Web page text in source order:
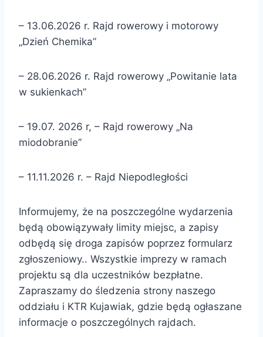
– 13.06.2026 r. Rajd rowerowy i motorowy
„Dzień Chemika”
– 28.06.2026 r. Rajd rowerowy „Powitanie lata
w sukienkach”
– 19.07. 2026 r, – Rajd rowerowy „Na
miodobranie”
– 11.11.2026 r. – Rajd Niepodległości
Informujemy, że na poszczególne wydarzenia
będą obowiązywały limity miejsc, a zapisy
odbędą się droga zapisów poprzez formularz
zgłoszeniowy.. Wszystkie imprezy w ramach
projektu są dla uczestników bezpłatne.
Zapraszamy do śledzenia strony naszego
oddziału i KTR Kujawiak, gdzie będą ogłaszane
informacje o poszczególnych rajdach.